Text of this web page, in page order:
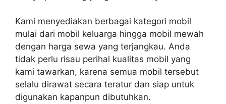
Kami menyediakan berbagai kategori mobil
mulai dari mobil keluarga hingga mobil mewah
dengan harga sewa yang terjangkau. Anda
tidak perlu risau perihal kualitas mobil yang
kami tawarkan, karena semua mobil tersebut
selalu dirawat secara teratur dan siap untuk
digunakan kapanpun dibutuhkan.